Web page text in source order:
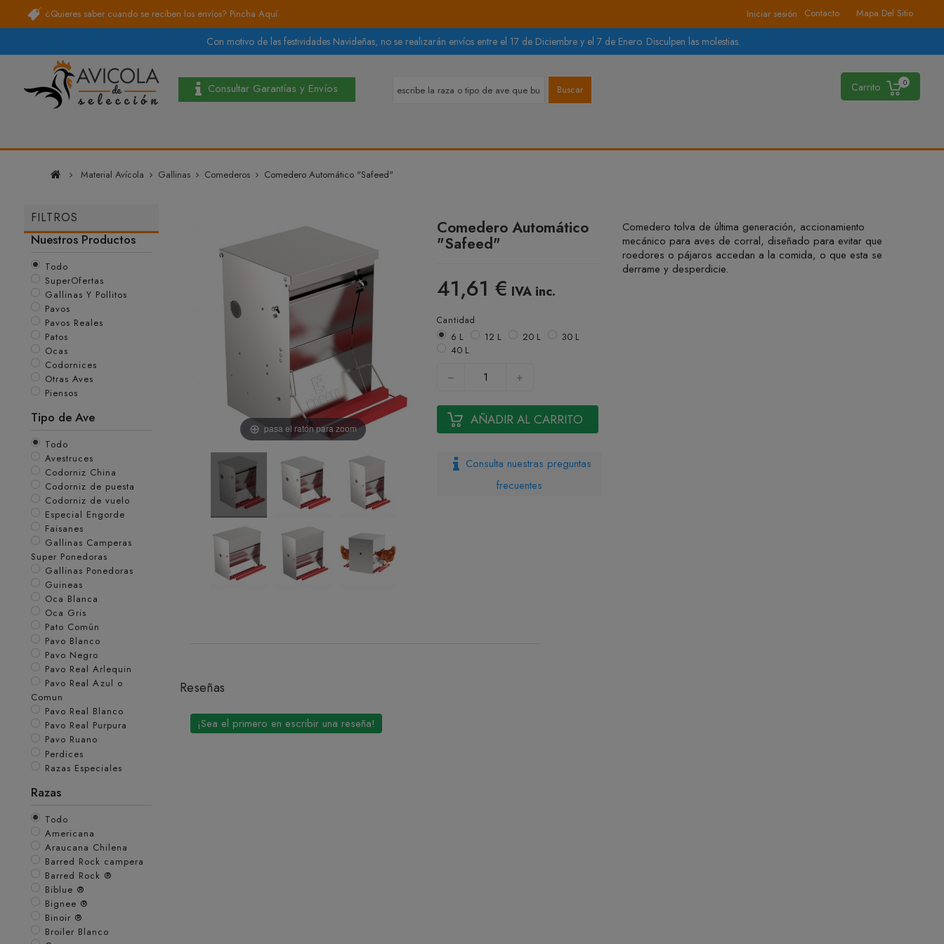
¿Quieres saber cuando se reciben los envíos? Pincha Aquí Contacto Mapa Del Sitio
Iniciar sesión
Con motivo de las festividades Navideñas, no se realizarán envíos entre el 17 de Diciembre y el 7 de Enero. Disculpen las molestias.
Carrito 0
Consultar Garantías y Envíos Buscar
Material Avícola Gallinas Comederos Comedero Automático "Safeed"
FILTROS
Nuestros Productos
Todo
SuperOfertas
Gallinas Y Pollitos
Pavos
Pavos Reales
Patos
Ocas
Codornices
Otras Aves
Piensos
Tipo de Ave
Todo
Avestruces
Codorniz China
Codorniz de puesta
Codorniz de vuelo
Especial Engorde
Faisanes
Gallinas Camperas
Super Ponedoras
Gallinas Ponedoras
Guineas
Oca Blanca
Oca Gris
Pato Común
Pavo Blanco
Pavo Negro
Pavo Real Arlequin
Pavo Real Azul o
Comun
Pavo Real Blanco
Pavo Real Purpura
Pavo Ruano
Perdices
Razas Especiales
Razas
Todo
Americana
Araucana Chilena
Barred Rock campera
Barred Rock ®
Biblue ®
Bignee ®
Binoir ®
Broiler Blanco
pasa el ratón para zoom
Comedero Automático
"Safeed"
41,61 € IVA inc.
Cantidad
6 L 12 L 20 L
30 L
40 L
AÑADIR AL CARRITO
Consulta nuestras preguntas
frecuentes
Comedero tolva de última generación, accionamiento
mecánico para aves de corral, diseñado para evitar que
roedores o pájaros accedan a la comida, o que esta se
derrame y desperdicie.
Reseñas
¡Sea el primero en escribir una reseña!